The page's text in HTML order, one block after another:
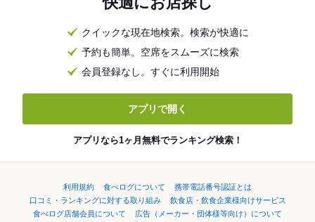
クイックな現在地検索。検索が快適に
予約も簡単。空席をスムーズに検索
会員登録なし。すぐに利用開始
アプリで開く
アプリなら1ヶ月無料でランキング検索！
利用規約 食べログについて
携帯電話番号認証とは
口コミ・ランキングに対する取り組み
飲食店・飲食企業様向けサービス
食べログ店舗会員について
広告（メーカー・団体様等向け）について